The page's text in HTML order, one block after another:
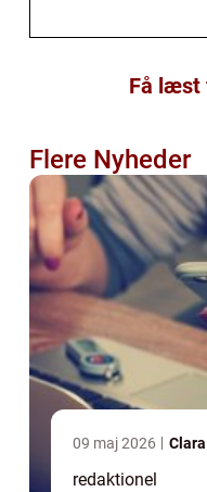
Få læst
Flere Nyheder
09 maj 2026
redaktionel